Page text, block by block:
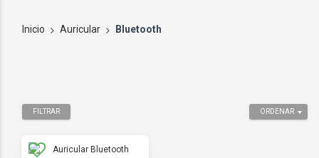
Inicio Auricular Bluetooth
ORDENAR
FILTRAR